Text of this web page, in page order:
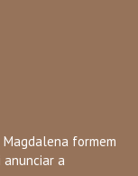
formem
a